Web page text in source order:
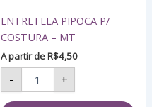
ENTRETELA PIPOCA P/
COSTURA – MT
A partir deR$4,50
-
COSTURA
-
quantidade
+